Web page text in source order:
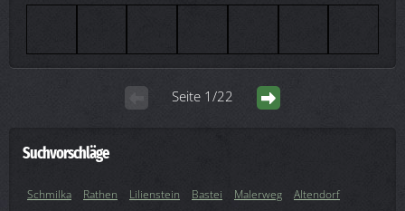
Seite 1/22
Suchvorschläge
Schmilka Rathen Lilienstein Bastei Malerweg
Altendorf